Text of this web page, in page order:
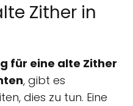
Zither in
für eine alte Zither
, gibt es
dies zu tun. Eine